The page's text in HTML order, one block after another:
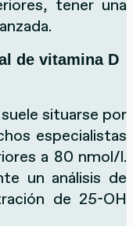
tener una
de vitamina D
situarse por
especialistas
a 80 nmol/l.
un análisis de
de 25-OH